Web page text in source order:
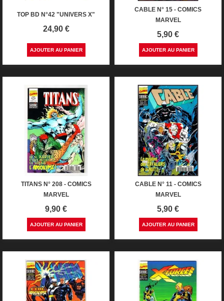
TOP BD N°42 "UNIVERS X"
Prix
24,90 €
AJOUTER AU PANIER
CABLE N° 15 - COMICS
MARVEL
Prix
5,90 €
AJOUTER AU PANIER
TITANS N° 208 - COMICS
MARVEL
Prix
9,90 €
AJOUTER AU PANIER
CABLE N° 11 - COMICS
MARVEL
Prix
5,90 €
AJOUTER AU PANIER